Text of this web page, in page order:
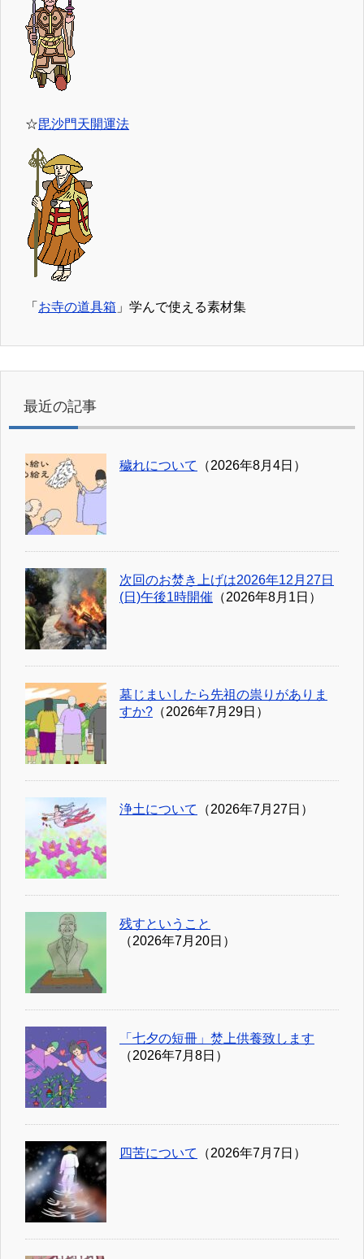
☆毘沙門天開運法
「 お寺の道具箱 」学んで使える素材集
最近の記事
穢れについて （2026年8月4日）
次回のお焚き上げは2026年12月27日
(日)午後1時開催 （2026年8月1日）
墓じまいしたら先祖の祟りがありま
すか? （2026年7月29日）
浄土について （2026年7月27日）
残すということ
（2026年7月20日）
「七夕の短冊」焚上供養致します
（2026年7月8日）
四苦について （2026年7月7日）